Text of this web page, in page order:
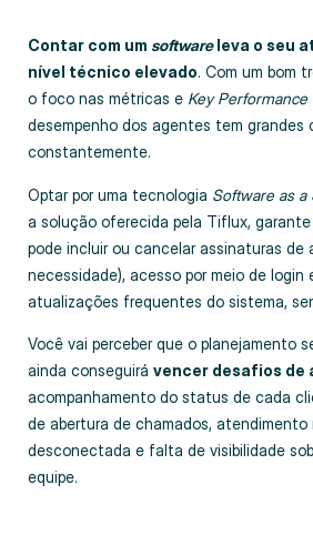
Contar com um softwareleva o seu
nível técnico elevado. Com um bom
o foco nas métricas e Key Performance
desempenho dos agentes tem grandes
constantemente.
Optar por uma tecnologia Software as a
a solução oferecida pela Tiflux,
pode incluir ou cancelar assinaturas de
necessidade), acesso por meio de login
atualizações frequentes do sistema,
Você vai perceber que o planejamento
ainda conseguirá vencer desafios de
acompanhamento do status de cada
de abertura de chamados,
desconectada e falta de visibilidade
equipe.